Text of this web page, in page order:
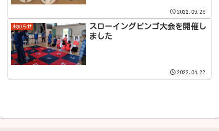
2022.09.26
お知らせ
スローイングビンゴ大会を開催し
ました
2022.04.22